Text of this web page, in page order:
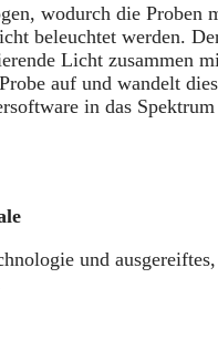
wodurch die Proben
beleuchtet werden.
Licht zusammen
auf und wandelt
in das
und